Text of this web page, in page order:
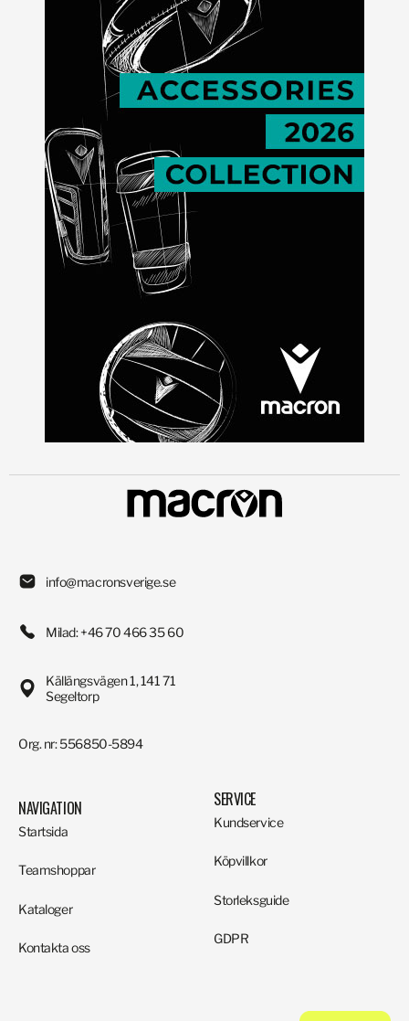
info@macronsverige.se
Milad: +46 70 466 35 60
Källängsvägen 1, 141 71
Segeltorp
Org. nr: 556850-5894
NAVIGATION
Startsida
Teamshoppar
Kataloger
Kontakta oss
SERVICE
Kundservice
Köpvillkor
Storleksguide
GDPR